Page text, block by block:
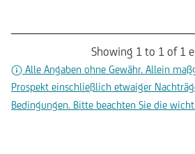
Showing 1 to 1 of 1
Alle Angaben ohne Gewähr. Allein
Prospekt einschließlich etwaiger
Bedingungen. Bitte beachten Sie die